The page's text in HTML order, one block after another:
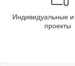
Индивидуальные
проекты